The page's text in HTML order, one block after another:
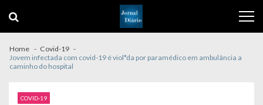
navigation
content
Home
Covid-19
Jovem infectada com covid-19 é viol*da por paramédico em ambulância a
caminho do hospital
COVID-19